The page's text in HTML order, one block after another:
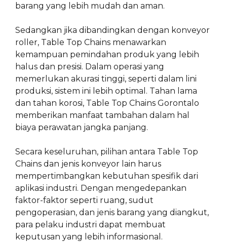
barang yang lebih mudah dan aman.
Sedangkan jika dibandingkan dengan konveyor
roller, Table Top Chains menawarkan
kemampuan pemindahan produk yang lebih
halus dan presisi. Dalam operasi yang
memerlukan akurasi tinggi, seperti dalam lini
produksi, sistem ini lebih optimal. Tahan lama
dan tahan korosi, Table Top Chains Gorontalo
memberikan manfaat tambahan dalam hal
biaya perawatan jangka panjang.
Secara keseluruhan, pilihan antara Table Top
Chains dan jenis konveyor lain harus
mempertimbangkan kebutuhan spesifik dari
aplikasi industri. Dengan mengedepankan
faktor-faktor seperti ruang, sudut
pengoperasian, dan jenis barang yang diangkut,
para pelaku industri dapat membuat
keputusan yang lebih informasional.